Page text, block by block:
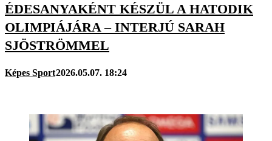
ÉDESANYAKÉNT KÉSZÜL A HATODIK
OLIMPIÁJÁRA – INTERJÚ SARAH
SJÖSTRÖMMEL
Képes Sport2026.05.07. 18:24